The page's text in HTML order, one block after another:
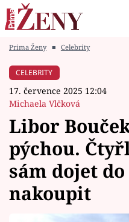
Módní alarm
Témata
Celebrity
Vztahy
Prima Ženy ■ Celebrity
CELEBRITY
17. července 2025 12:04
Michaela Vlčková
Libor
pýchou.
sám dojet
nakoupit